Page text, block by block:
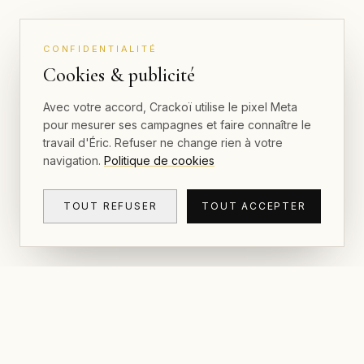
CONFIDENTIALITÉ
Cookies & publicité
Avec votre accord, Crackoï utilise le pixel Meta
pour mesurer ses campagnes et faire connaître le
travail d'Éric. Refuser ne change rien à votre
navigation. Politique de cookies
TOUT REFUSER TOUT ACCEPTER